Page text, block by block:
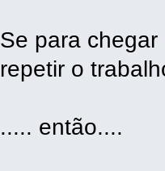
Se para
repetir o
..... então....